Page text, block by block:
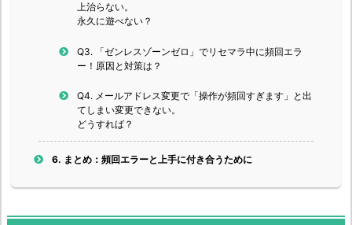
上治らない。
永久に遊べない？
Q3. 「ゼンレスゾーンゼロ」でリセマラ中に頻回エラ
ー！原因と対策は？
Q4. メールアドレス変更で「操作が頻回すぎます」と出
てしまい変更できない。
どうすれば？
6. まとめ：頻回エラーと上手に付き合うために